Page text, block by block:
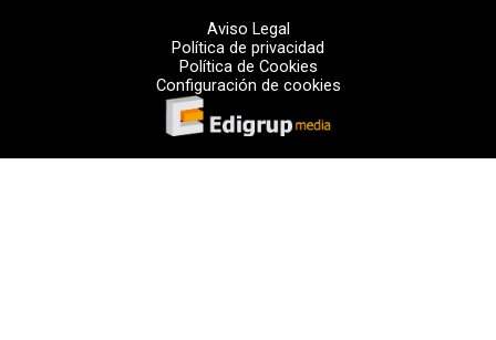
Aviso Legal
Política de privacidad
Política de Cookies
Configuración de cookies